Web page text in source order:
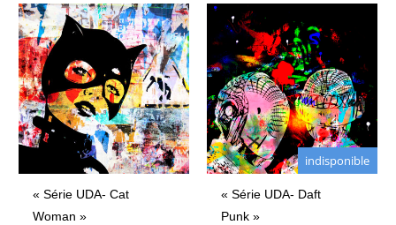
« Série UDA- Cat
Woman »
Plage
de
prix :
410€
1000€
indisponible
« Série UDA- Daft
Punk »
de
prix :
1400€
à
2100€